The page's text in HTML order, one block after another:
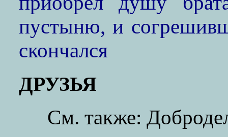
пустыню, и
скончался
ДРУЗЬЯ
См. также: